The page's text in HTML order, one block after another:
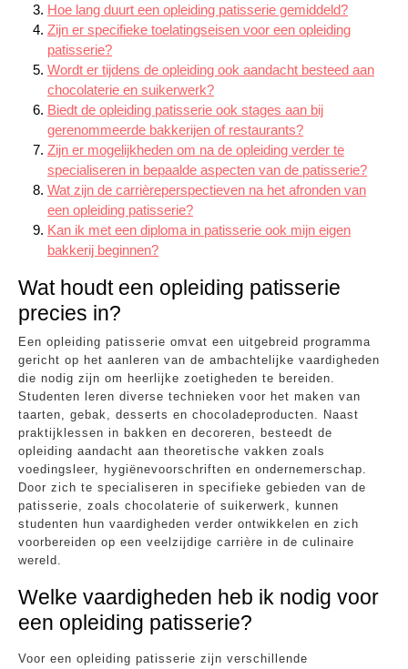
Hoe lang duurt een opleiding patisserie gemiddeld?
Zijn er specifieke toelatingseisen voor een opleiding
patisserie?
Wordt er tijdens de opleiding ook aandacht besteed aan
chocolaterie en suikerwerk?
Biedt de opleiding patisserie ook stages aan bij
gerenommeerde bakkerijen of restaurants?
Zijn er mogelijkheden om na de opleiding verder te
specialiseren in bepaalde aspecten van de patisserie?
Wat zijn de carrièreperspectieven na het afronden van
een opleiding patisserie?
Kan ik met een diploma in patisserie ook mijn eigen
bakkerij beginnen?
Wat houdt een opleiding patisserie
precies in?
Een opleiding patisserie omvat een uitgebreid programma
gericht op het aanleren van de ambachtelijke vaardigheden
die nodig zijn om heerlijke zoetigheden te bereiden.
Studenten leren diverse technieken voor het maken van
taarten, gebak, desserts en chocoladeproducten. Naast
praktijklessen in bakken en decoreren, besteedt de
opleiding aandacht aan theoretische vakken zoals
voedingsleer, hygiënevoorschriften en ondernemerschap.
Door zich te specialiseren in specifieke gebieden van de
patisserie, zoals chocolaterie of suikerwerk, kunnen
studenten hun vaardigheden verder ontwikkelen en zich
voorbereiden op een veelzijdige carrière in de culinaire
wereld.
Welke vaardigheden heb ik nodig voor
een opleiding patisserie?
Voor een opleiding patisserie zijn verschillende